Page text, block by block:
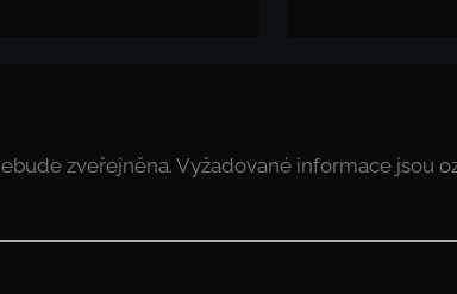
zveřejněna. Vyžadované informace jsou